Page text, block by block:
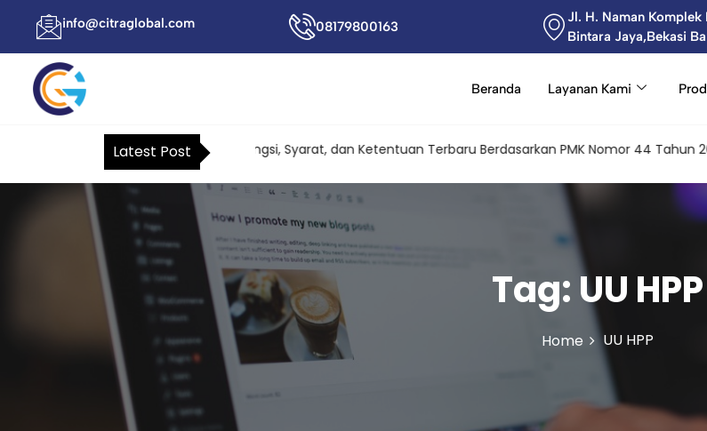
info@citraglobal.com 08179800163
Jl. H. Naman Komplek
Bintara Jaya,Bekasi
Beranda Layanan Kami
Latest Post
Surat Kuasa Khusus Pajak: Fungsi, Syarat, dan Ketentuan Terbaru Berdasarkan PMK Nomor 44 Tahun 2026
Tag: UU HPP
Home UU HPP